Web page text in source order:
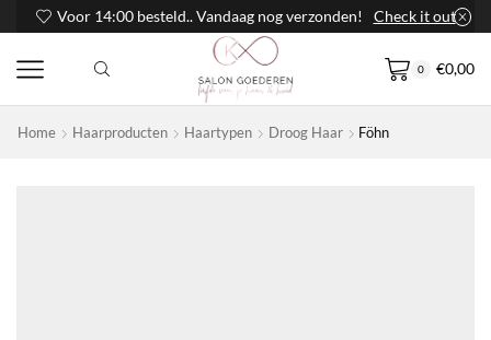
Voor 14:00 besteld.. Vandaag nog verzonden! Check it out
0 €0,00
Home Haarproducten Haartypen Droog Haar Föhn